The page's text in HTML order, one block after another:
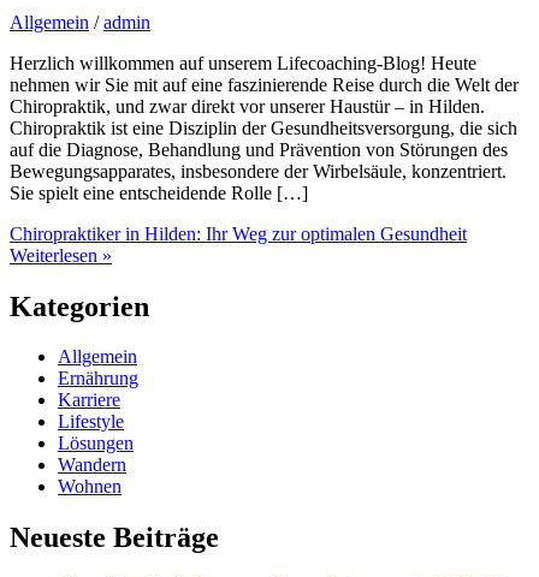
Allgemein /admin
Herzlich willkommen auf unserem Lifecoaching-Blog! Heute
nehmen wir Sie mit auf eine faszinierende Reise durch die Welt der
Chiropraktik, und zwar direkt vor unserer Haustür – in Hilden.
Chiropraktik ist eine Disziplin der Gesundheitsversorgung, die sich
auf die Diagnose, Behandlung und Prävention von Störungen des
Bewegungsapparates, insbesondere der Wirbelsäule, konzentriert.
Sie spielt eine entscheidende Rolle […]
Chiropraktiker in Hilden: Ihr Weg zur optimalen Gesundheit
Weiterlesen »
Kategorien
Allgemein
Ernährung
Karriere
Lifestyle
Lösungen
Wandern
Wohnen
Neueste Beiträge